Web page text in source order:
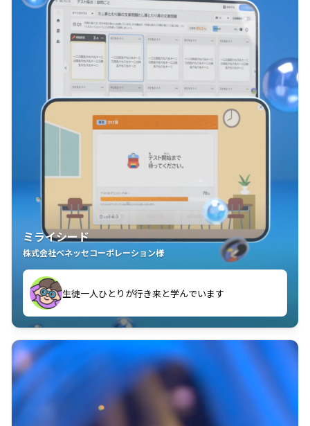
ミライシード
株式会社ベネッセコーポレーション様
生徒一人ひとりが行き来と学んでいます
教室中の児童生徒が「問題が解けてうれしい」「解く
ことが楽しい」を実感しています